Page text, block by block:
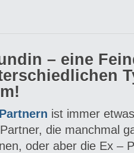
– eine
ist immer
die manchmal
oder aber die Ex –